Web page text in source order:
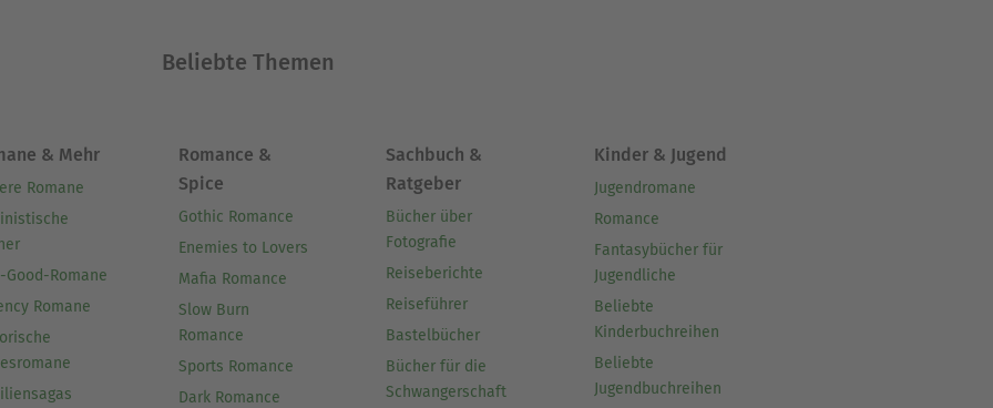
Beliebte Themen
& Mehr
Romane
Good-Romane
Romane
Romance &
Spice
Gothic Romance
Enemies to Lovers
Mafia Romance
Slow Burn
Romance
Sports Romance
Dark Romance
Sachbuch &
Ratgeber
Bücher über
Fotografie
Reiseberichte
Reiseführer
Bastelbücher
Bücher für die
Schwangerschaft
Kinder & Jugend
Jugendromane
Romance
Fantasybücher für
Jugendliche
Beliebte
Kinderbuchreihen
Beliebte
Jugendbuchreihen